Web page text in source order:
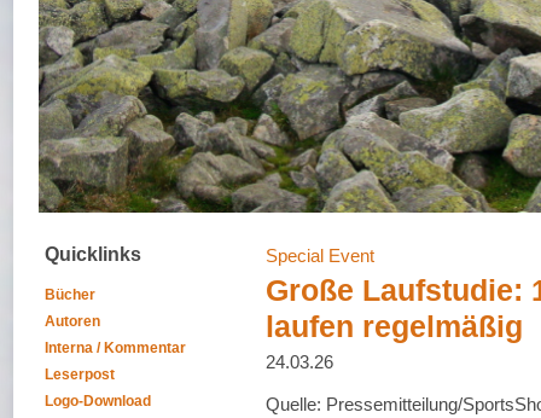
Quicklinks
Bücher
Autoren
Interna / Kommentar
Leserpost
Logo-Download
Special Event
Große Laufstudie:
laufen regelmäßig
24.03.26
Quelle: Pressemitteilung/